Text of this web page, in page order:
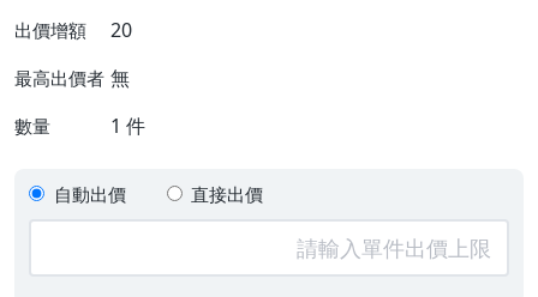
出價增額 20
最高出價者 無
數量 1 件
自動出價 直接出價